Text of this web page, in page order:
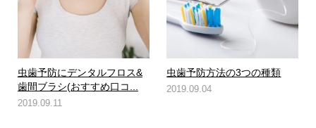
虫歯予防にデンタルフロス&
歯間ブラシ(おすすめ口コ...
2019.09.11
虫歯予防方法の3つの種類
2019.09.04